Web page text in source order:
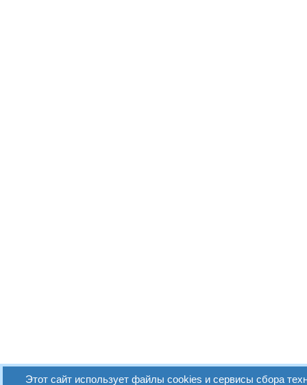
Этот сайт использует файлы cookies и сервисы сбора